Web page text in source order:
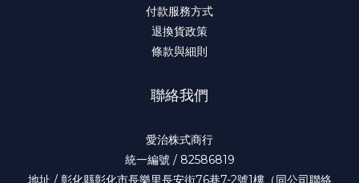
付款服務方式
退換貨政策
條款與細則
聯絡我們
愛治株式商行
統一編號 / 82586819
地址 / 彰化縣彰化市長樂里長安街76巷7-2號1樓（同公司聯絡